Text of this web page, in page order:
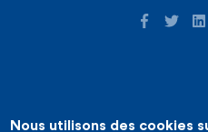
©2026 ICHEC |Création
Nous utilisons des cookies